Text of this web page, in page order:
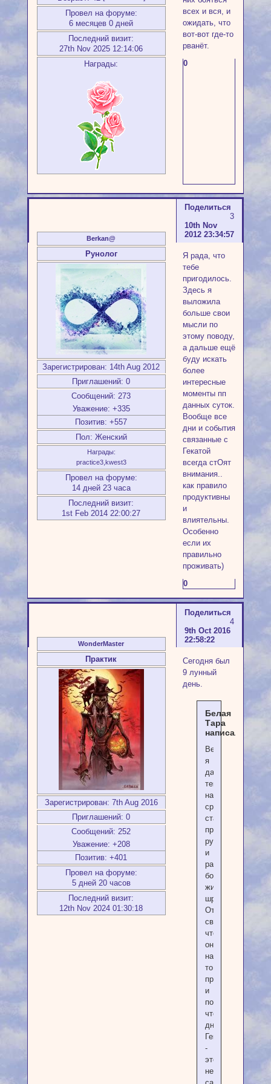
Провел на форуме:
6 месяцев 0 дней
Последний визит:
27th Nov 2025 12:14:06
Награды:
всех и вся, и
ожидать, что
вот-вот где-то
рванёт.
0
Поделиться
3
10th Nov
2012 23:34:57
Berkan@
Рунолог
Зарегистрирован: 14th Aug 2012
Приглашений: 0
Сообщений: 273
Уважение: +335
Позитив: +557
Пол: Женский
Награды:
practice3,kwest3
Провел на форуме:
14 дней 23 часа
Последний визит:
1st Feb 2014 22:00:27
Я рада, что
тебе
пригодилось.
Здесь я
выложила
больше свои
мысли по
этому поводу,
а дальше ещё
буду искать
более
интересные
моменты пп
данных суток.
Вообще все
дни и события
связанные с
Гекатой
всегда стОят
внимания..
как правило
продуктивны
и
влиятельны.
Особенно
если их
правильно
проживать)
0
Поделиться
4
9th Oct 2016
22:58:22
WonderMaster
Практик
Зарегистрирован: 7th Aug 2016
Приглашений: 0
Сообщений: 252
Уважение: +208
Позитив: +401
Провел на форуме:
5 дней 20 часов
Последний визит:
12th Nov 2024 01:30:18
Сегодня был
9 лунный
день.
Белая
Тара
написал(а):
Berkan@,
я
данный
текст
нашла
среди
статьей
про
руны,
и
распечатала
большим
жирным
шрифтом.
Отнесла
свекрови,
чтобы
она
наконец-
то
прочитала
и
поняла,
что
дни
Гекаты
-
это
не